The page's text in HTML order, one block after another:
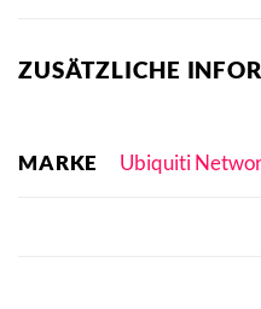
ZUSÄTZLICHE
MARKE Ubiquiti